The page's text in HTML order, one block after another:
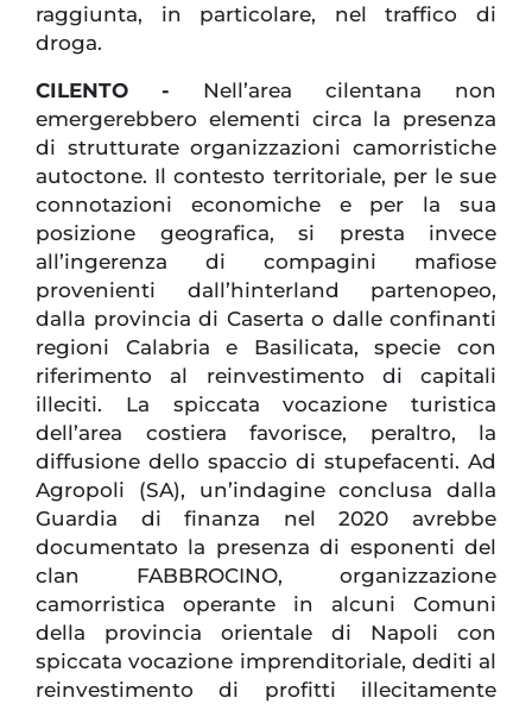
raggiunta, in particolare, nel traffico di
droga.
CILENTO - Nell’area cilentana non
emergerebbero elementi circa la presenza
di strutturate organizzazioni camorristiche
autoctone. Il contesto territoriale, per le sue
connotazioni economiche e per la sua
posizione geografica, si presta invece
all’ingerenza di compagini mafiose
provenienti dall’hinterland partenopeo,
dalla provincia di Caserta o dalle confinanti
regioni Calabria e Basilicata, specie con
riferimento al reinvestimento di capitali
illeciti. La spiccata vocazione turistica
dell’area costiera favorisce, peraltro, la
diffusione dello spaccio di stupefacenti. Ad
Agropoli (SA), un’indagine conclusa dalla
Guardia di finanza nel 2020 avrebbe
documentato la presenza di esponenti del
clan FABBROCINO, organizzazione
camorristica operante in alcuni Comuni
della provincia orientale di Napoli con
spiccata vocazione imprenditoriale, dediti al
reinvestimento di profitti illecitamente